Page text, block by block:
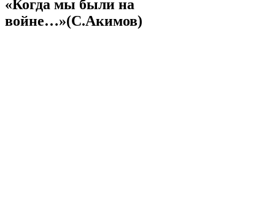
«Когда мы были на
войне…»(С.Акимов)